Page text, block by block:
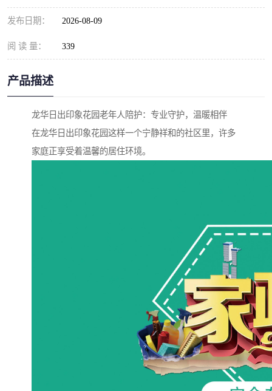
发布日期： 2026-08-09
阅 读 量： 339
产品描述
龙华日出印象花园老年人陪护：专业守护，温暖相伴
在龙华日出印象花园这样一个宁静祥和的社区里，许多
家庭正享受着温馨的居住环境。